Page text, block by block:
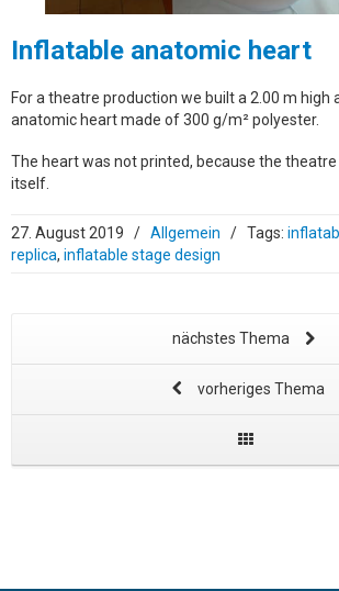
Inflatable anatomic heart
For a theatre production we built a 2.00 m high
anatomic heart made of 300 g/m² polyester.
The heart was not printed, because the
itself.
27. August 2019 / Allgemein / Tags:
replica, inflatable stage design
nächstes Thema
vorheriges Thema